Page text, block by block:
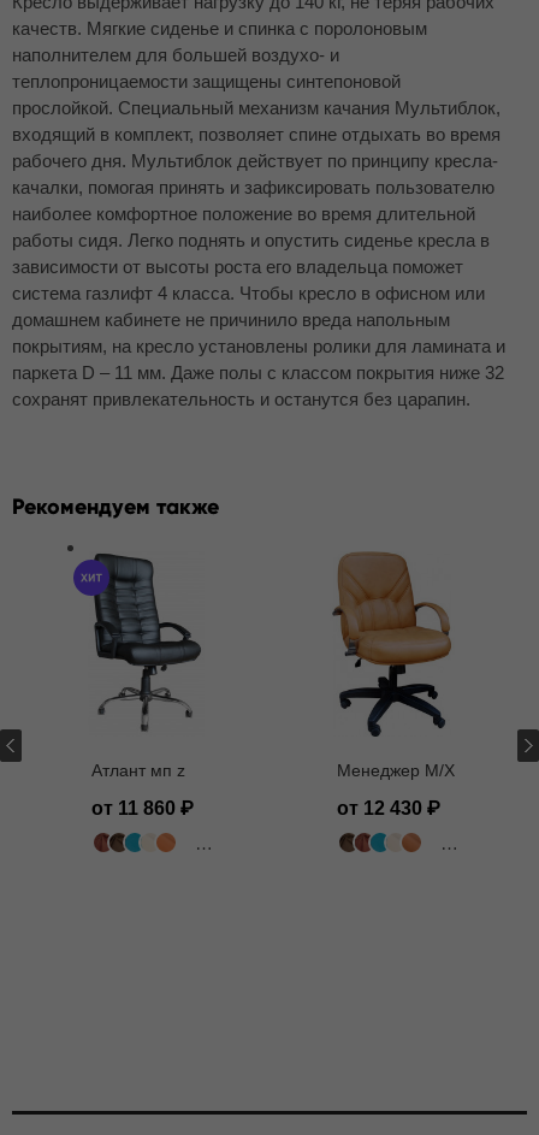
качеств. Мягкие сиденье и спинка с поролоновым
наполнителем для большей воздухо- и
теплопроницаемости защищены синтепоновой
прослойкой. Специальный механизм качания Мультиблок,
входящий в комплект, позволяет спине отдыхать во время
рабочего дня. Мультиблок действует по принципу кресла-
качалки, помогая принять и зафиксировать пользователю
наиболее комфортное положение во время длительной
работы сидя. Легко поднять и опустить сиденье кресла в
зависимости от высоты роста его владельца поможет
система газлифт 4 класса. Чтобы кресло в офисном или
домашнем кабинете не причинило вреда напольным
покрытиям, на кресло установлены ролики для ламината и
паркета D – 11 мм. Даже полы с классом покрытия ниже 32
сохранят привлекательность и останутся без царапин.
Рекомендуем также
Атлант мп z
от 11 860
502 цвета
Менеджер M/X
от 12 430
502 цвета